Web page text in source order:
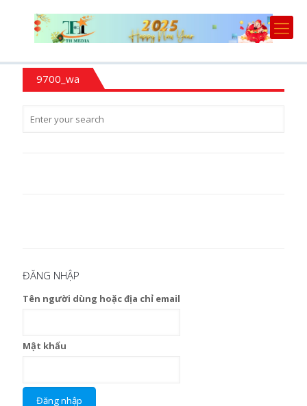
9700_wa
ĐĂNG NHẬP
Tên người dùng hoặc địa chỉ email
Mật khẩu